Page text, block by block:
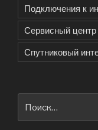
Подключения к
Сервисный центр
Спутниковый